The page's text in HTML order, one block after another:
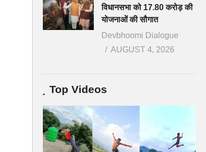
विधानसभा को 17.80 करोड़ की
योजनाओं की सौगात
Devbhoomi Dialogue
AUGUST 4, 2026
Top Videos